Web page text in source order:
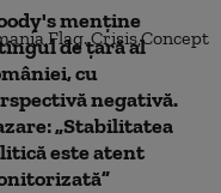
menține
de țară al
cu
negativă.
„Stabilitatea
este atent